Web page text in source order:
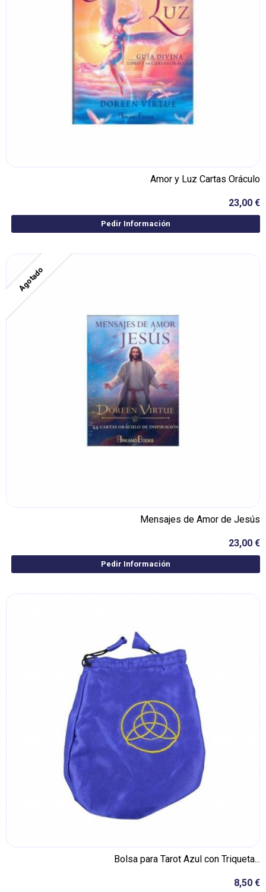
Amor y Luz Cartas Oráculo
23,00 €
Pedir Información
Agotado
Mensajes de Amor de Jesús
23,00 €
Pedir Información
Bolsa para Tarot Azul con Triqueta...
8,50 €